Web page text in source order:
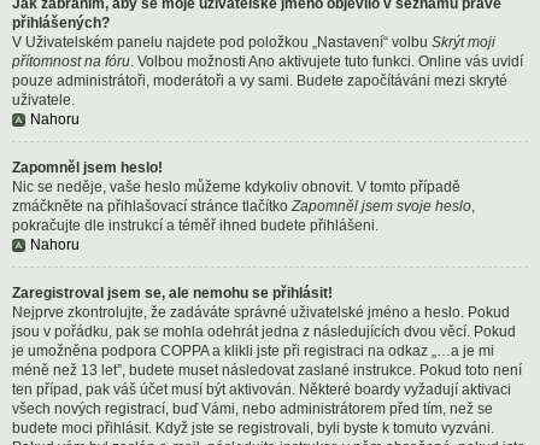
Jak zabráním, aby se moje uživatelské jméno objevilo v seznamu právě
přihlášených?
V Uživatelském panelu najdete pod položkou „Nastavení“ volbu Skrýt moji
přítomnost na fóru. Volbou možnosti Ano aktivujete tuto funkci. Online vás uvidí
pouze administrátoři, moderátoři a vy sami. Budete započítáváni mezi skryté
uživatele.
Nahoru
Zapomněl jsem heslo!
Nic se neděje, vaše heslo můžeme kdykoliv obnovit. V tomto případě
zmáčkněte na přihlašovací stránce tlačítkoZapomněl jsem svoje heslo,
pokračujte dle instrukcí a téměř ihned budete přihlášeni.
Nahoru
Zaregistroval jsem se, ale nemohu se přihlásit!
Nejprve zkontrolujte, že zadáváte správné uživatelské jméno a heslo. Pokud
jsou v pořádku, pak se mohla odehrát jedna z následujících dvou věcí. Pokud
je umožněna podpora COPPA a klikli jste při registraci na odkaz „…a je mi
méně než 13 let”, budete muset následovat zaslané instrukce. Pokud toto není
ten případ, pak váš účet musí být aktivován. Některé boardy vyžadují aktivaci
všech nových registrací, buď Vámi, nebo administrátorem před tím, než se
budete moci přihlásit. Když jste se registrovali, byli byste k tomuto vyzváni.